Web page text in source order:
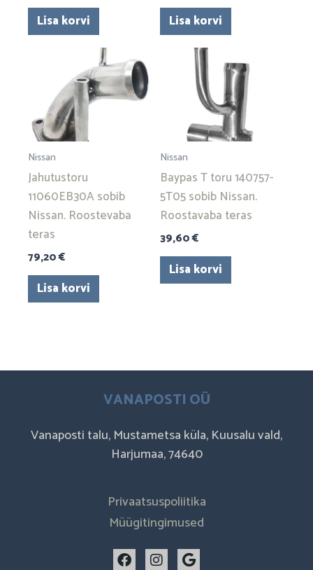
Lisa korvi Lisa korvi
Nissan
Jahutustoru
11060EB30A sobib
Nissan. Roostevaba
teras
79,20€
Lisa korvi
Nissan
Baypas T toru 140757-
5T05 sobib Nissan.
Roostavaba teras
39,60€
Lisa korvi
VANAPOSTI OÜ
Vanaposti talu, Mustametsa küla, Kuusalu vald,
Harjumaa, 74640
Privaatsuspoliitika
Müügitingimused
F I G